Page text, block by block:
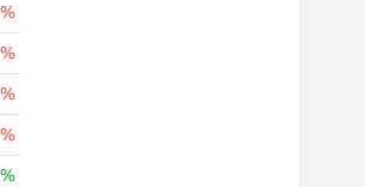
%
%
%
%
%